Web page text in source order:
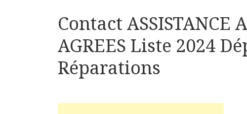
Contact ASSISTANCE
AGREES Liste 2024
Réparations